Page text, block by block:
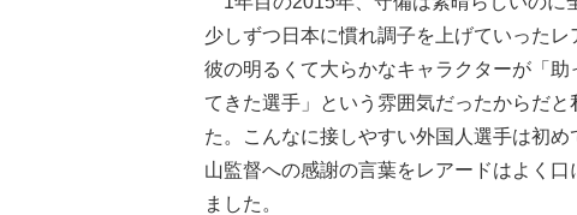
少しずつ日本に慣れ調子を上げていった
彼の明るくて大らかなキャラクターが「
てきた選手」という雰囲気だったからだ
た。こんなに接しやすい外国人選手は初
山監督への感謝の言葉をレアードはよく
ました。